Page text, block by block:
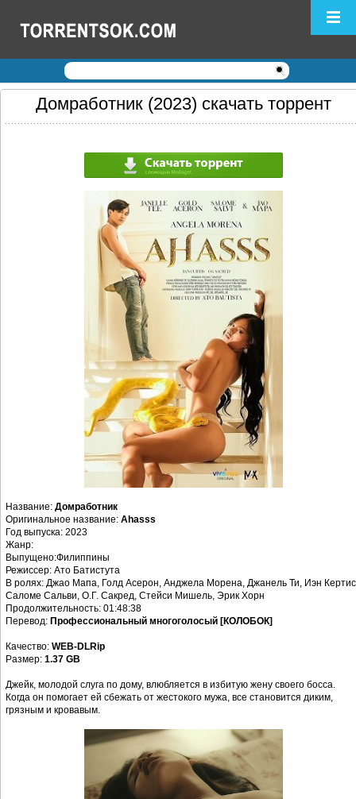
Логин: Пароль:
Регистрация Забыли пароль?
Домработник (2023) скачать торрент
Название: Домработник
Оригинальное название: Ahasss
Год выпуска: 2023
Жанр:
Выпущено:Филиппины
Режиссер: Ато Батистута
В ролях: Джао Мапа, Голд Асерон, Анджела Морена, Джанель Ти, Иэн
Саломе Сальви, О.Г. Сакред, Стейси Мишель, Эрик Хорн
Продолжительность: 01:48:38
Перевод: Профессиональный многоголосый [КОЛОБОК]
Качество: WEB-DLRip
Размер: 1.37 GB
Джейк, молодой слуга по дому, влюбляется в избитую жену своего босса.
Когда он помогает ей сбежать от жестокого мужа, все становится диким,
грязным и кровавым.